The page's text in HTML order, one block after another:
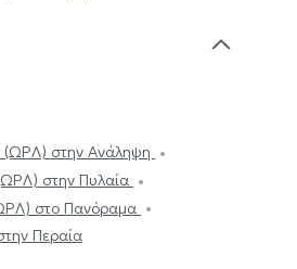
(ΩΡΛ) στην Ανάληψη
στην Πυλαία
στο Πανόραμα
Περαία